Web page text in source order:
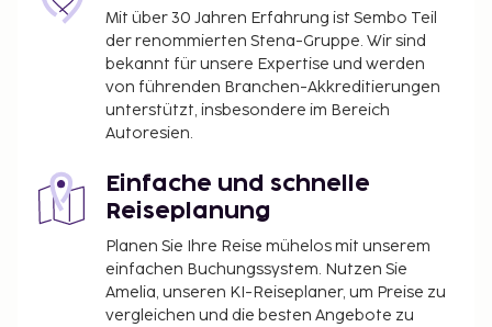
Mit über 30 Jahren Erfahrung ist Sembo Teil
der renommierten Stena-Gruppe. Wir sind
bekannt für unsere Expertise und werden
von führenden Branchen-Akkreditierungen
unterstützt, insbesondere im Bereich
Autoresien.
Einfache und schnelle
Reiseplanung
Planen Sie Ihre Reise mühelos mit unserem
einfachen Buchungssystem. Nutzen Sie
Amelia, unseren KI-Reiseplaner, um Preise zu
vergleichen und die besten Angebote zu